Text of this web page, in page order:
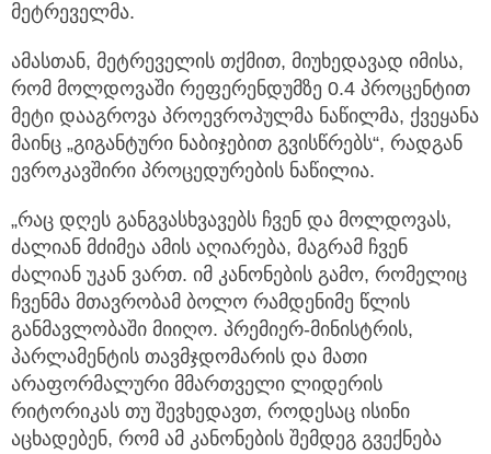
მეტრეველმა.
ამასთან, მეტრეველის თქმით, მიუხედავად იმისა,
რომ მოლდოვაში რეფერენდუმზე 0.4 პროცენტით
მეტი დააგროვა პროევროპულმა ნაწილმა, ქვეყანა
მაინც „გიგანტური ნაბიჯებით გვისწრებს“, რადგან
ევროკავშირი პროცედურების ნაწილია.
„რაც დღეს განგვასხვავებს ჩვენ და მოლდოვას,
ძალიან მძიმეა ამის აღიარება, მაგრამ ჩვენ
ძალიან უკან ვართ. იმ კანონების გამო, რომელიც
ჩვენმა მთავრობამ ბოლო რამდენიმე წლის
განმავლობაში მიიღო. პრემიერ-მინისტრის,
პარლამენტის თავმჯდომარის და მათი
არაფორმალური მმართველი ლიდერის
რიტორიკას თუ შევხედავთ, როდესაც ისინი
აცხადებენ, რომ ამ კანონების შემდეგ გვექნება